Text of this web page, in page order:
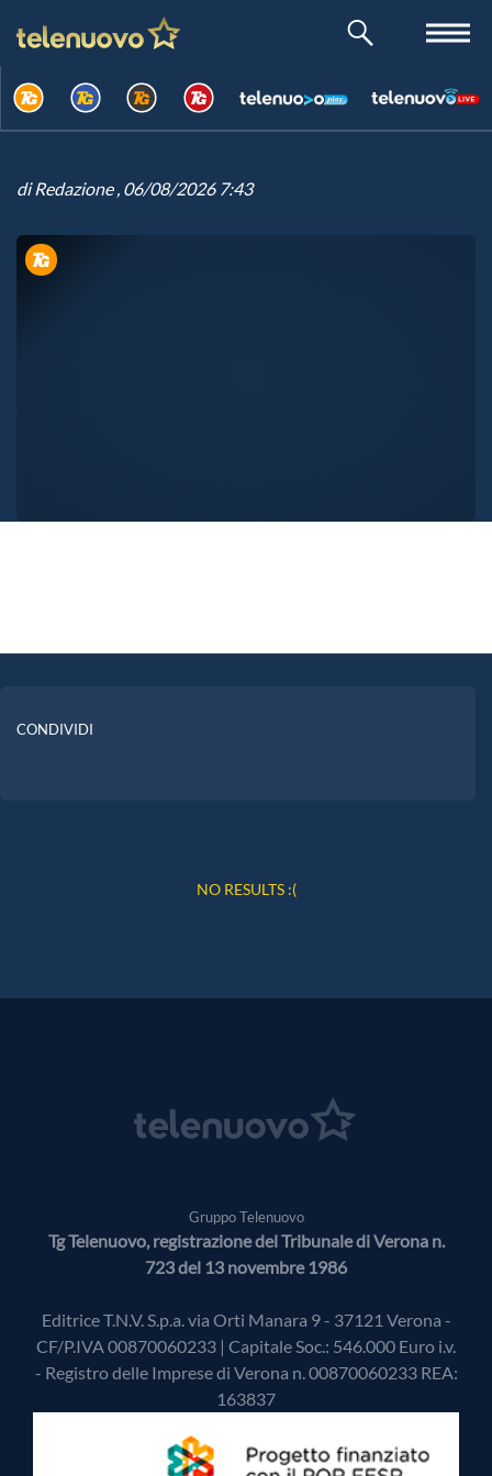
diRedazione, 06/08/2026 7:43
CONDIVIDI
NO RESULTS :(
Gruppo Telenuovo
Tg Telenuovo, registrazione del Tribunale di Verona n.
723 del 13 novembre 1986
Editrice T.N.V. S.p.a. via Orti Manara 9 - 37121 Verona -
CF/P.IVA 00870060233 | Capitale Soc.: 546.000 Euro i.v.
- Registro delle Imprese di Verona n. 00870060233 REA:
163837